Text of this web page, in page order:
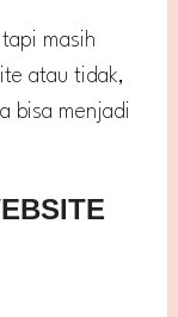
masih
atau tidak,
bisa menjadi